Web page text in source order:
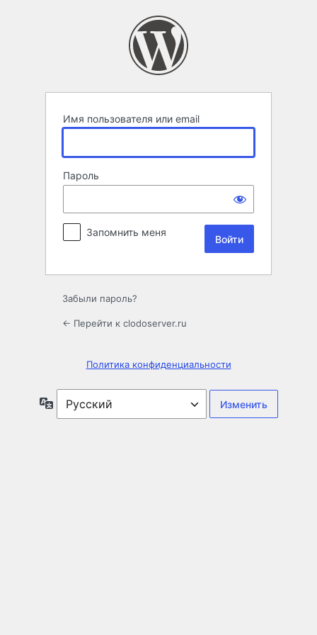
Имя пользователя или email
Пароль
Запомнить меня
Забыли пароль?
← Перейти к clodoserver.ru
Политика конфиденциальности
Язык